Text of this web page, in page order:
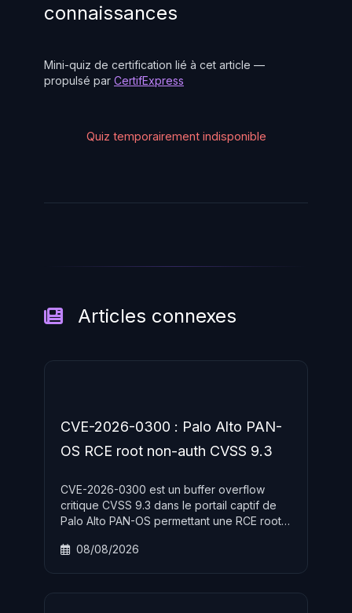
connaissances
Mini-quiz de certification lié à cet article —
propulsé par CertifExpress
Quiz temporairement indisponible
Articles connexes
CVE-2026-0300 : Palo Alto PAN-
OS RCE root non-auth CVSS 9.3
CVE-2026-0300 est un buffer overflow
critique CVSS 9.3 dans le portail captif de
Palo Alto PAN-OS permettant une RCE root
par le groupe etatique CL-STA-1132 ciblant
08/08/2026